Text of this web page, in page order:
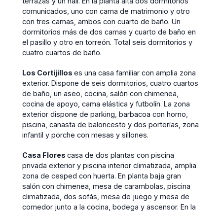
comunicados, uno con cama de matrimonio y otro
con tres camas, ambos con cuarto de baño. Un
dormitorios más de dos camas y cuarto de baño en
el pasillo y otro en torreón. Total seis dormitorios y
cuatro cuartos de baño.
Los Cortijillos es una casa familiar con amplia zona
exterior. Dispone de seis dormitorios, cuatro cuartos
de baño, un aseo, cocina, salón con chimenea,
cocina de apoyo, cama elástica y futbolín. La zona
exterior dispone de parking, barbacoa con horno,
piscina, canasta de baloncesto y dos porterías, zona
infantil y porche con mesas y sillones.
Casa Flores casa de dos plantas con piscina
privada exterior y piscina interior climatizada, amplia
zona de cesped con huerta. En planta baja gran
salón con chimenea, mesa de carambolas, piscina
climatizada, dos sofás, mesa de juego y mesa de
comedor junto a la cocina, bodega y ascensor. En la